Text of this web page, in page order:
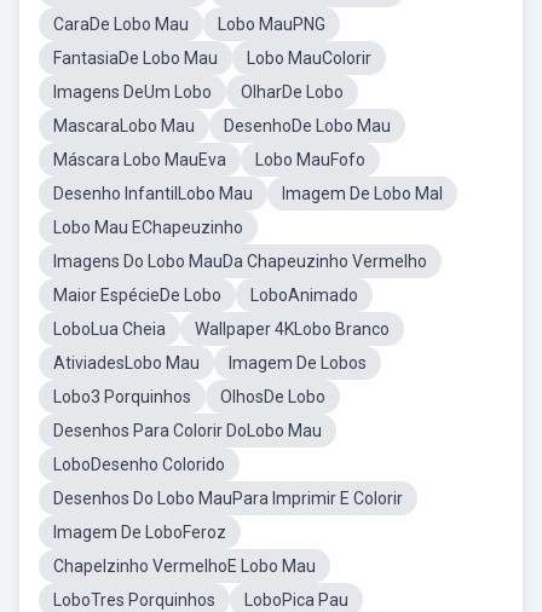
CaraDe Lobo Mau
Lobo MauPNG
FantasiaDe Lobo Mau
Lobo MauColorir
Imagens DeUm Lobo
OlharDe Lobo
MascaraLobo Mau
DesenhoDe Lobo Mau
Máscara Lobo MauEva
Lobo MauFofo
Desenho InfantilLobo Mau
Imagem De Lobo Mal
Lobo Mau EChapeuzinho
Imagens Do Lobo MauDa Chapeuzinho Vermelho
Maior EspécieDe Lobo
LoboAnimado
LoboLua Cheia
Wallpaper 4KLobo Branco
AtiviadesLobo Mau
Imagem De Lobos
Lobo3 Porquinhos
OlhosDe Lobo
Desenhos Para Colorir DoLobo Mau
LoboDesenho Colorido
Desenhos Do Lobo MauPara Imprimir E Colorir
Imagem De LoboFeroz
Chapelzinho VermelhoE Lobo Mau
LoboTres Porquinhos
LoboPica Pau